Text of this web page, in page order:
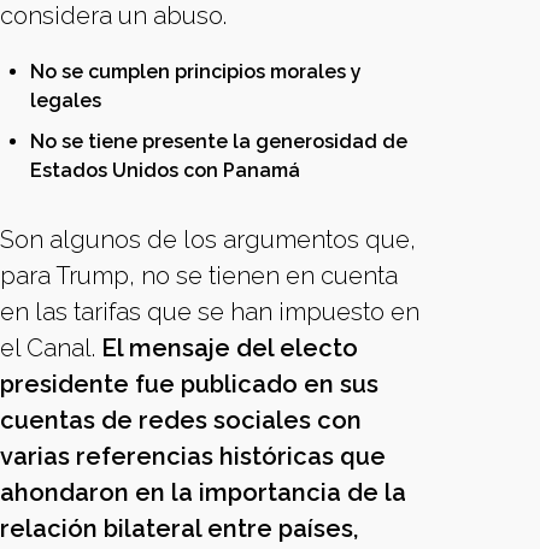
considera un abuso.
No se cumplen principios morales y
legales
No se tiene presente la generosidad de
Estados Unidos con Panamá
Son algunos de los argumentos que,
para Trump, no se tienen en cuenta
en las tarifas que se han impuesto en
el Canal. El mensaje del electo
presidente fue publicado en sus
cuentas de redes sociales con
varias referencias históricas que
ahondaron en la importancia de la
relación bilateral entre países,